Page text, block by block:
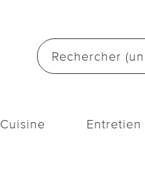
Cuisine Entretien